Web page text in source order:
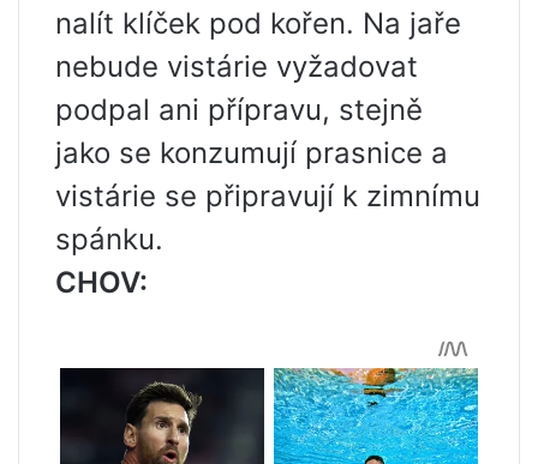
nalít klíček pod kořen. Na jaře
nebude vistárie vyžadovat
podpal ani přípravu, stejně
jako se konzumují prasnice a
vistárie se připravují k zimnímu
spánku.
CHOV: